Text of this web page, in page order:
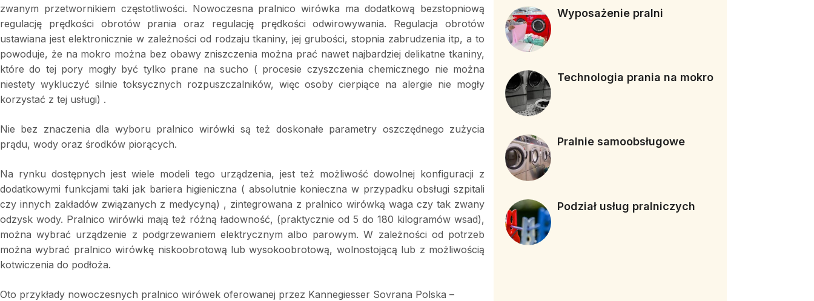
zwanym przetwornikiem częstotliwości. Nowoczesna pralnico wirówka ma dodatkową bezstopniową
regulację prędkości obrotów prania oraz regulację prędkości odwirowywania. Regulacja obrotów
ustawiana jest elektronicznie w zależności od rodzaju tkaniny, jej grubości, stopnia zabrudzenia itp, a to
powoduje, że na mokro można bez obawy zniszczenia można prać nawet najbardziej delikatne tkaniny,
które do tej pory mogły być tylko prane na sucho ( procesie czyszczenia chemicznego nie można
niestety wykluczyć silnie toksycznych rozpuszczalników, więc osoby cierpiące na alergie nie mogły
korzystać z tej usługi) .
Nie bez znaczenia dla wyboru pralnico wirówki są też doskonałe parametry oszczędnego zużycia
prądu, wody oraz środków piorących.
Na rynku dostępnych jest wiele modeli tego urządzenia, jest też możliwość dowolnej konfiguracji z
dodatkowymi funkcjami taki jak bariera higieniczna ( absolutnie konieczna w przypadku obsługi szpitali
czy innych zakładów związanych z medycyną) , zintegrowana z pralnico wirówką waga czy tak zwany
odzysk wody. Pralnico wirówki mają też różną ładowność, (praktycznie od 5 do 180 kilogramów wsad),
można wybrać urządzenie z podgrzewaniem elektrycznym albo parowym. W zależności od potrzeb
można wybrać pralnico wirówkę niskoobrotową lub wysokoobrotową, wolnostojącą lub z możliwością
kotwiczenia do podłoża.
Oto przykłady nowoczesnych pralnico wirówek oferowanej przez Kannegiesser Sovrana Polska –
Wyposażenie pralni
Technologia prania na mokro
Pralnie samoobsługowe
Podział usług pralniczych